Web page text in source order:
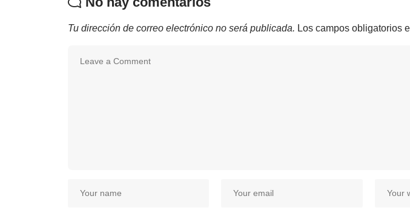
Tu dirección de correo electrónico no será publicada. Los campos obligatorios